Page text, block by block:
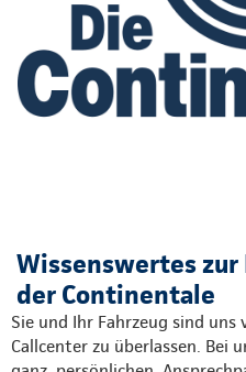
Wissenswertes
der Continentale
Sie und Ihr Fahrzeug sind
Callcenter zu überlassen. Bei